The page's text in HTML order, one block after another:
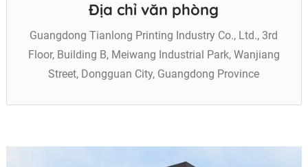
Địa chỉ văn phòng
Guangdong Tianlong Printing Industry Co., Ltd., 3rd
Floor, Building B, Meiwang Industrial Park, Wanjiang
Street, Dongguan City, Guangdong Province